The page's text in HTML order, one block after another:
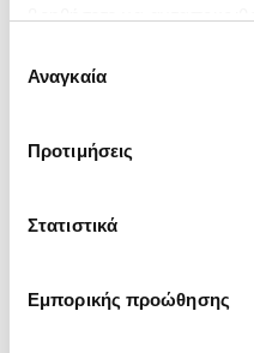
ενδιαφέρουν και να
συγκατάθεσης
Αναγκαία
Προτιμήσεις
Στατιστικά
Εμπορικής προώθησης